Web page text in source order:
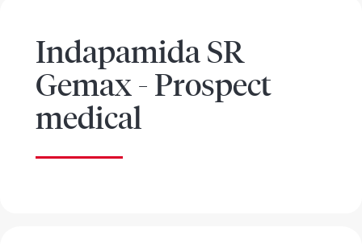
Indapamida SR
Gemax - Prospect
medical